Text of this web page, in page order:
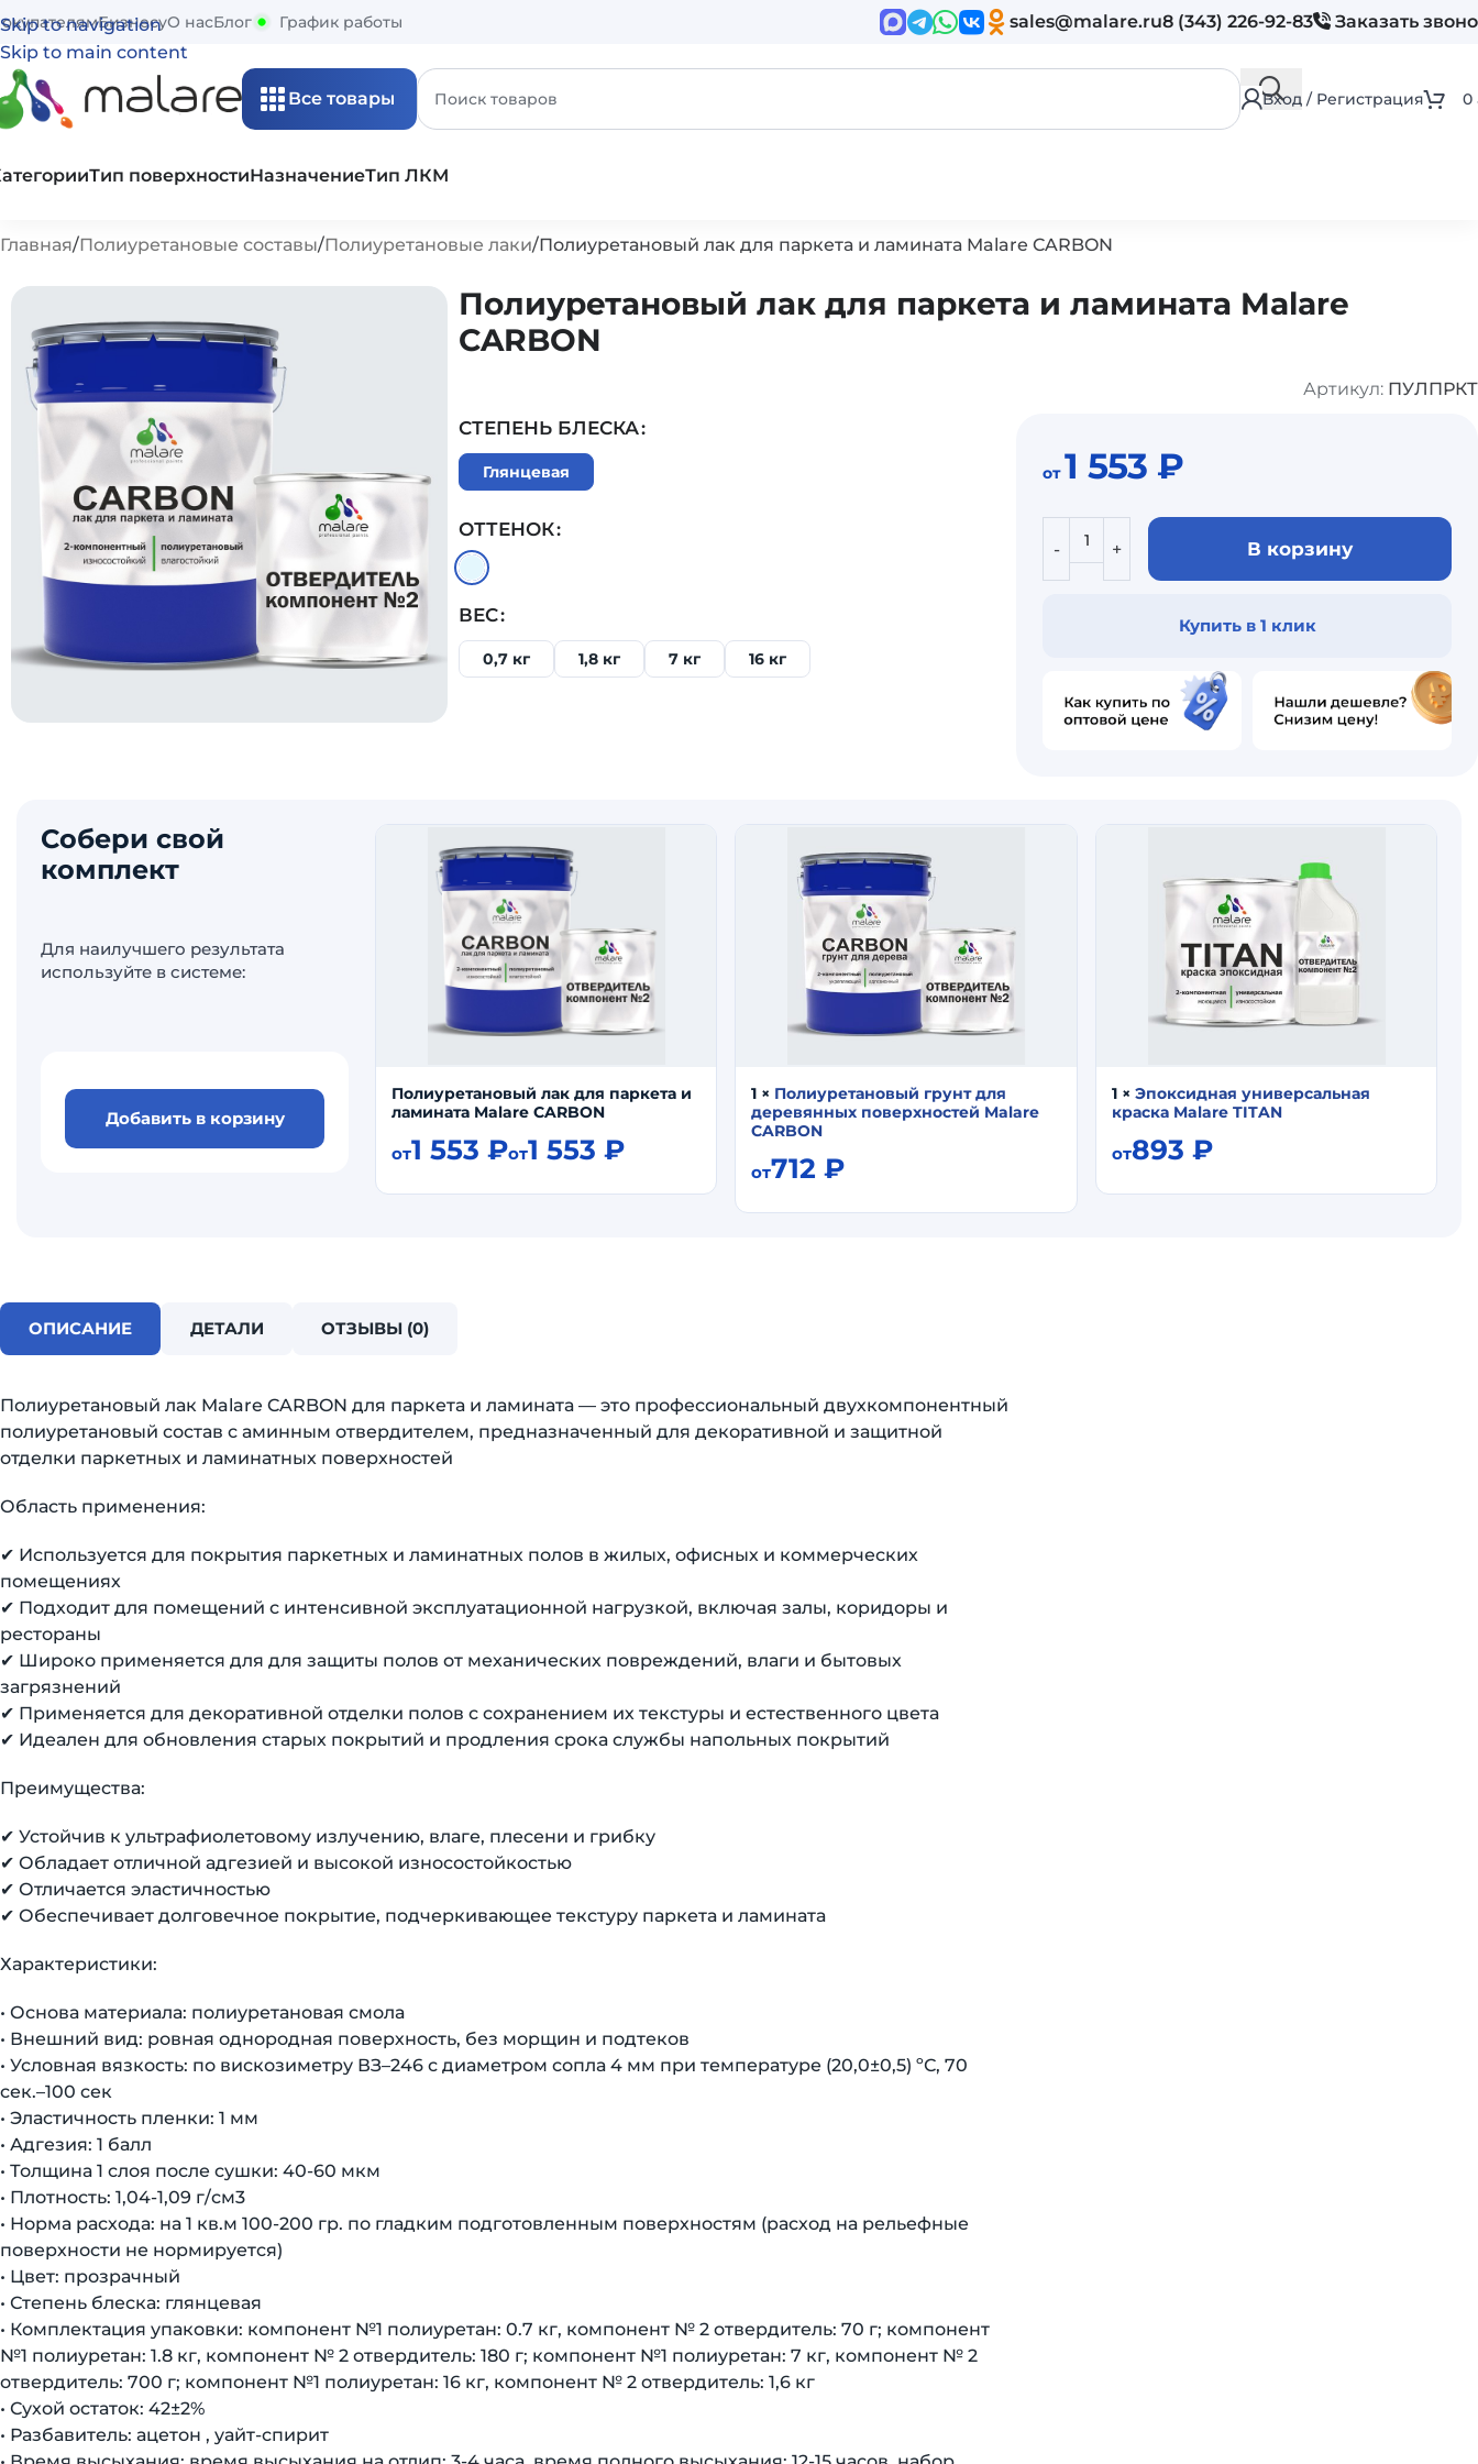
Skip to navigation
Skip to main content
БизнесуО насБлог График работы sales@malare.ru8 (343) 226-92-83 Заказать
Все товары Вход / Регистрация 0
Тип поверхностиНазначениеТип ЛКМ
Главная Полиуретановые составы Полиуретановые лаки Полиуретановый лак для паркета и ламината Malare CARBON
Полиуретановый лак для паркета и ламината Malare
CARBON
Артикул: ПУЛПРКТ
СТЕПЕНЬ БЛЕСКА
Глянцевая
ОТТЕНОК
ВЕС
0,7 кг 1,8 кг 7 кг 16 кг
от1 553 ₽
В корзину
Купить в 1 клик
Собери свой
комплект
Полиуретановый лак для паркета и
ламината Malare CARBON
от1 553 ₽от1 553 ₽
1 × Полиуретановый грунт для
деревянных поверхностей Malare
CARBON
от712₽
1× Эпоксидная универсальная
краска Malare TITAN
от893 ₽
Добавить в корзину
Для наилучшего результата
используйте в системе:
ОПИСАНИЕ ДЕТАЛИ ОТЗЫВЫ (0)
Полиуретановый лак Malare CARBON для паркета и ламината — это профессиональный двухкомпонентный
полиуретановый состав с аминным отвердителем, предназначенный для декоративной и защитной
отделки паркетных и ламинатных поверхностей
Область применения:
✔ Используется для покрытия паркетных и ламинатных полов в жилых, офисных и коммерческих
помещениях
✔ Подходит для помещений с интенсивной эксплуатационной нагрузкой, включая залы, коридоры и
рестораны
✔ Широко применяется для для защиты полов от механических повреждений, влаги и бытовых
загрязнений
✔ Применяется для декоративной отделки полов с сохранением их текстуры и естественного цвета
✔ Идеален для обновления старых покрытий и продления срока службы напольных покрытий
Преимущества:
✔ Устойчив к ультрафиолетовому излучению, влаге, плесени и грибку
✔ Обладает отличной адгезией и высокой износостойкостью
✔ Отличается эластичностью
✔ Обеспечивает долговечное покрытие, подчеркивающее текстуру паркета и ламината
Характеристики:
• Основа материала: полиуретановая смола
• Внешний вид: ровная однородная поверхность, без морщин и подтеков
• Условная вязкость: по вискозиметру ВЗ–246 с диаметром сопла 4 мм при температуре (20,0±0,5) ºС, 70
сек.–100 сек
• Эластичность пленки: 1 мм
• Адгезия: 1 балл
• Толщина 1 слоя после сушки: 40-60 мкм
• Плотность: 1,04-1,09 г/см3
• Норма расхода: на 1 кв.м 100-200 гр. по гладким подготовленным поверхностям (расход на рельефные
поверхности не нормируется)
• Цвет: прозрачный
• Степень блеска: глянцевая
• Комплектация упаковки: компонент №1 полиуретан: 0.7 кг, компонент № 2 отвердитель: 70 г; компонент
№1 полиуретан: 1.8 кг, компонент № 2 отвердитель: 180 г; компонент №1 полиуретан: 7 кг, компонент № 2
отвердитель: 700 г; компонент №1 полиуретан: 16 кг, компонент № 2 отвердитель: 1,6 кг
• Сухой остаток: 42±2%
• Разбавитель: ацетон , уайт-спирит